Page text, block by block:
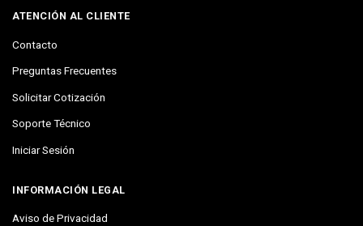
ATENCIÓN AL CLIENTE
Contacto
Preguntas Frecuentes
Solicitar Cotización
Soporte Técnico
Iniciar Sesión
INFORMACIÓN LEGAL
Aviso de Privacidad